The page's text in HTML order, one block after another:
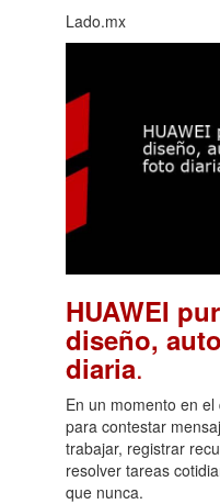
Lado.mx
HUAWEI
diseño,
diaria.
En un momento en
para contestar
trabajar, registrar
resolver tareas
que nunca.